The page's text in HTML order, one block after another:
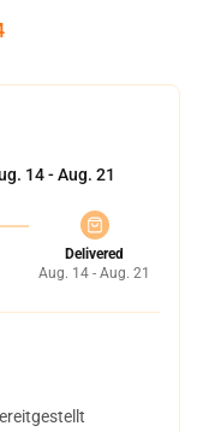
14 - Aug. 21
Delivered
Aug. 14 - Aug. 21